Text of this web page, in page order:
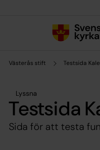
Västerås stift Testsida
Lyssna
Testsida
Sida för att testa